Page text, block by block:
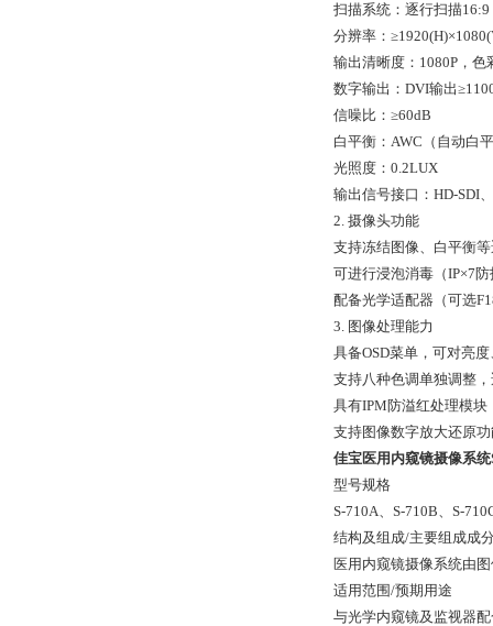
扫描系统：逐行扫描16:9
分辨率：
输出清晰度：1080P，色
数字输出：DVI输出
信噪比：≥60dB
白平衡：AWC（自动白
光照度：0.2LUX
输出信号接口：HD-SDI
2. 摄像头功能
支持冻结图像、白平衡
可进行浸泡消毒（IP×7
配备光学适配器（可选
3. 图像处理能力
具备OSD菜单，可对亮
支持八种色调单独调整
具有IPM防溢红处理模块
支持图像数字放大还原
佳宝医用内窥镜摄像系统
型号规格
S-710A、S-710B、S-
结构及组成/主要组成成
医用内窥镜摄像系统由
适用范围/预期用途
与光学内窥镜及监视器